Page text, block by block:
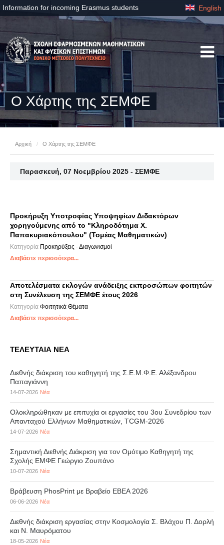
Information for incoming Erasmus students English
Ο Χάρτης της ΣΕΜΦΕ
Αρχική / Ο Χάρτης της ΣΕΜΦΕ
Παρασκευή, 07 Νοεμβρίου 2025 - ΣΕΜΦΕ
Προκήρυξη Υποτροφίας Υποψηφίων Διδακτόρων
χορηγούμενης από το "Κληροδότημα Χ.
Παπακυριακόπουλου" (Τομέας Μαθηματικών)
Κατηγορία Προκηρύξεις - Διαγωνισμοί
Διαβάστε περισσότερα...
Αποτελέσματα εκλογών ανάδειξης εκπροσώπων φοιτητών
στη Συνέλευση της ΣΕΜΦΕ έτους 2026
Κατηγορία Φοιτητικά Θέματα
Διαβάστε περισσότερα...
ΤΕΛΕΥΤΑΙΑ ΝΕΑ
Διεθνής διάκριση του καθηγητή της Σ.Ε.Μ.Φ.Ε. Αλέξανδρου
Παπαγιάννη
14-07-2026 Νέα
Ολοκληρώθηκαν με επιτυχία οι εργασίες του 3ου Συνεδρίου των
Απανταχού Ελλήνων Μαθηματικών, TCGM-2026
14-07-2026 Νέα
Σημαντική Διεθνής Διάκριση για τον Ομότιμο Καθηγητή της
Σχολής ΕΜΦΕ Γεώργιο Ζουπάνο
10-07-2026 Νέα
Βράβευση PhosPrint με Βραβείο ΕΒΕΑ 2026
06-06-2026 Νέα
Διεθνής διάκριση εργασίας στην Κοσμολογία Σ. Βλάχου Π. Δορλή
και Ν. Μαυρόματου
18-05-2026 Νέα